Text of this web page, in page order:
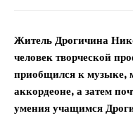
Житель Дрогичина
человек творческой
приобщился к музыке,
аккордеоне, а затем
умения учащимся